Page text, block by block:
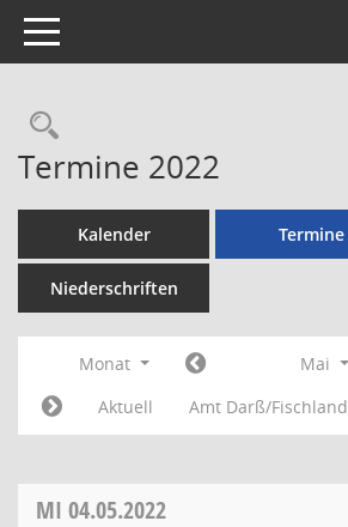
Toggle navigation
Rechercheauswahl
Termine 2022
Kalender Termine
Niederschriften
Monat Mai
Aktuell
Amt Darß/Fischland
MI 04.05.2022